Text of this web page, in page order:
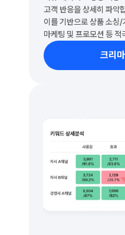
고객 반응을 상세히 파악
이를 기반으로 상품 소싱
마케팅 및 프로모션 등 적
크리